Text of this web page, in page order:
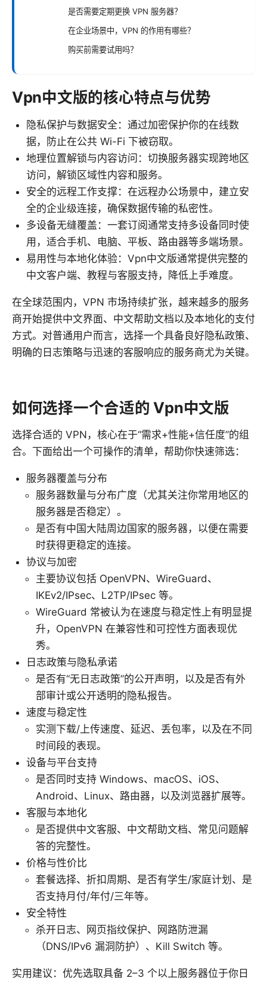
是否需要定期更换 VPN 服务器？
在企业场景中，VPN 的作用有哪些？
购买前需要试用吗？
Vpn中文版的核心特点与优势
隐私保护与数据安全：通过加密保护你的在线数
据，防止在公共 Wi-Fi 下被窃取。
地理位置解锁与内容访问：切换服务器实现跨地区
访问，解锁区域性内容和服务。
安全的远程工作支撑：在远程办公场景中，建立安
全的企业级连接，确保数据传输的私密性。
多设备无缝覆盖：一套订阅通常支持多设备同时使
用，适合手机、电脑、平板、路由器等多端场景。
易用性与本地化体验：Vpn中文版通常提供完整的
中文客户端、教程与客服支持，降低上手难度。
在全球范围内，VPN 市场持续扩张，越来越多的服务
商开始提供中文界面、中文帮助文档以及本地化的支付
方式。对普通用户而言，选择一个具备良好隐私政策、
明确的日志策略与迅速的客服响应的服务商尤为关键。
如何选择一个合适的 Vpn中文版
选择合适的 VPN，核心在于“需求+性能+信任度”的组
合。下面给出一个可操作的清单，帮助你快速筛选：
服务器覆盖与分布
服务器数量与分布广度（尤其关注你常用地区的
服务器是否稳定）。
是否有中国大陆周边国家的服务器，以便在需要
时获得更稳定的连接。
协议与加密
主要协议包括 OpenVPN、WireGuard、
IKEv2/IPsec、L2TP/IPsec 等。
WireGuard 常被认为在速度与稳定性上有明显提
升，OpenVPN 在兼容性和可控性方面表现优
秀。
日志政策与隐私承诺
是否有“无日志政策”的公开声明，以及是否有外
部审计或公开透明的隐私报告。
速度与稳定性
实测下载/上传速度、延迟、丢包率，以及在不同
时间段的表现。
设备与平台支持
是否同时支持 Windows、macOS、iOS、
Android、Linux、路由器，以及浏览器扩展等。
客服与本地化
是否提供中文客服、中文帮助文档、常见问题解
答的完整性。
价格与性价比
套餐选择、折扣周期、是否有学生/家庭计划、是
否支持月付/年付/三年等。
安全特性
杀开日志、网页指纹保护、网路防泄漏
（DNS/IPv6 漏洞防护）、Kill Switch 等。
实用建议：优先选取具备 2–3 个以上服务器位于你日